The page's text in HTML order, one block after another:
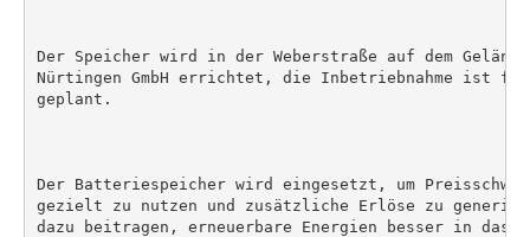
Der Speicher wird in der Weberstraße auf dem
Nürtingen GmbH errichtet, die Inbetriebnahme ist für
geplant.
Der Batteriespeicher wird eingesetzt, um
gezielt zu nutzen und zusätzliche Erlöse zu
dazu beitragen, erneuerbare Energien besser in das